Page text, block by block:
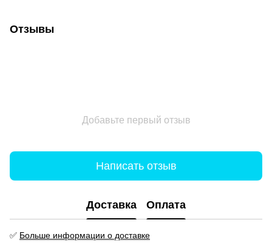
Отзывы
Добавьте первый отзыв
Написать отзыв
Доставка Оплата
✅ Больше информации о доставке